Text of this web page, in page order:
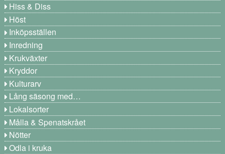
Hiss & Diss
Höst
Inköpsställen
Inredning
Krukväxter
Kryddor
Kulturarv
Lång säsong med…
Lokalsorter
Målla & Spenatskrået
Nötter
Odla i kruka